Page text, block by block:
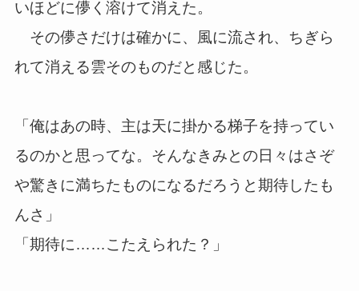
いほどに儚く溶けて消えた。
その儚さだけは確かに、風に流され、ちぎら
れて消える雲そのものだと感じた。
「俺はあの時、主は天に掛かる梯子を持ってい
るのかと思ってな。そんなきみとの日々はさぞ
や驚きに満ちたものになるだろうと期待したも
んさ」
「期待に……こたえられた？」